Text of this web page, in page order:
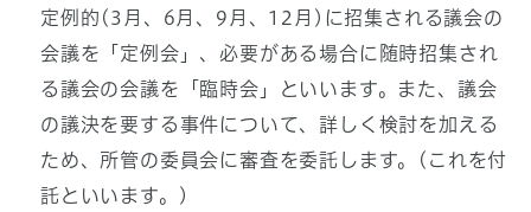
定例的(3月、6月、9月、12月)に招集される議会の
会議を「定例会」、必要がある場合に随時招集され
る議会の会議を「臨時会」といいます。また、議会
の議決を要する事件について、詳しく検討を加える
ため、所管の委員会に審査を委託します。(これを付
託といいます。)